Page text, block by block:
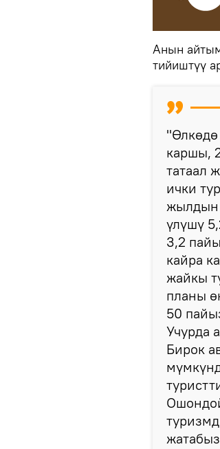
Анын
тийиштүү
каршы,
татаал
ички
жылдын
үлүшү
3,2
кайра
жайкы
планы
50
Учурда
Бирок